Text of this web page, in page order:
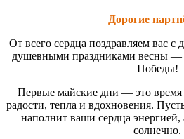
Дорогие
От всего сердца поздравляем вас
душевными праздниками весны
Победы!
Первые майские дни — это
радости, тепла и вдохновения.
наполнит ваши сердца
солнечно.